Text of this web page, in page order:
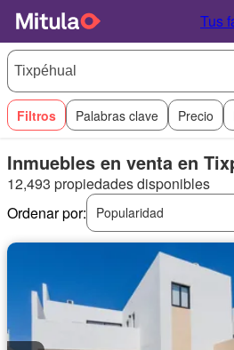
Tus
Filtros Palabras clave Precio
Inmuebles en venta en
12,493 propiedades disponibles
Ordenar por:
Popularidad